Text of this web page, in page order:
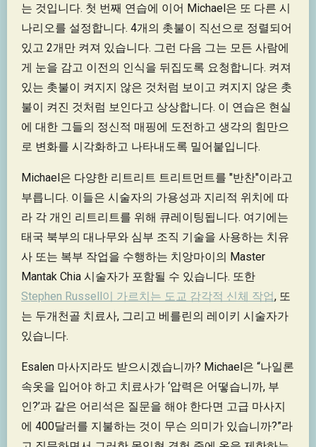
는 것입니다. 첫 번째 연습에 이어 Michael은 또 다른 시
나리오를 설정합니다. 4개의 촛불이 직선으로 정렬되어
있고 2개만 켜져 있습니다. 그런 다음 그는 모든 사람에
게 눈을 감고 이전의 인식을 뒤집도록 요청합니다. 켜져
있는 촛불이 켜지지 않은 것처럼 보이고 켜지지 않은 촛
불이 켜진 것처럼 보인다고 상상합니다. 이 연습은 현실
에 대한 그들의 정신적 매핑에 도전하고 생각의 힘만으
로 변화를 시각화하고 나타내도록 밀어붙입니다.
Michael은 다양한 리트리트 트리트먼트를 "반찬"이라고
부릅니다. 이들은 시술자의 가용성과 지리적 위치에 따
라 각 개인 리트리트를 위해 큐레이팅됩니다. 여기에는
태국 북부의 대나무와 심부 조직 기술을 사용하는 치유
사 또는 복부 작업을 수행하는 치앙마이의 Master
Mantak Chia 시술자가 포함될 수 있습니다. 또한
Stephen Russell이 가르치는 도교 감각적 신체 작업, 또
는 두개천골 치료사, 그리고 베를린의 레이키 시술자가
있습니다.
Esalen 마사지라도 받으시겠습니까? Michael은 “나일론
속옷을 입어야 하고 치료사가 ‘압력은 어떻습니까, 부
인?’과 같은 어리석은 질문을 해야 한다면 고급 마사지
에 400달러를 지불하는 것이 무슨 의미가 있습니까?”라